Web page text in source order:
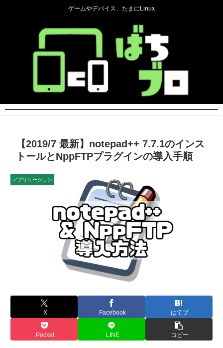
ゲームやデバイス、たまにLinux
【2019/7 最新】notepad++ 7.7.1のインス
トールとNppFTPプラグインの導入手順
アプリケーション
X Facebook はてブ
Pocket LINE コピー